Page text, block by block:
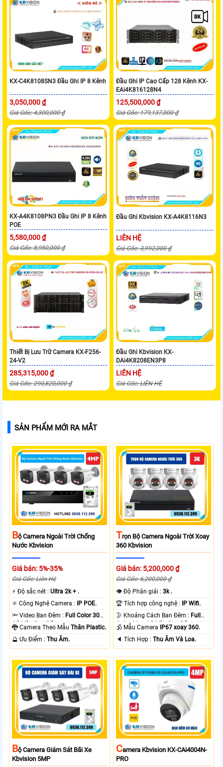
KX-C4K8108SN3 Đầu Ghi IP 8 Kênh
3,050,000 ₫
Giá Gốc: 4,300,000 ₫
Đầu Ghi IP Cao Cấp 128 Kênh KX-
EAi4K816128N4
125,500,000 ₫
Giá Gốc: 179,137,000 ₫
KX-A4K8108PN3 Đầu Ghi IP 8 Kênh
POE
5,580,000 ₫
Giá Gốc: 8,950,000 ₫
Đầu Ghi Kbvision KX-A4K8116N3
LIÊN HỆ
Giá Gốc: 3,992,000 ₫
Thiết Bị Lưu Trữ Camera KX-F256-
24-V2
285,315,000 ₫
Giá Gốc: 290,820,000 ₫
Đầu Ghi Kbvision KX-
DAi4K8208EN3P8
LIÊN HỆ
Giá Gốc: LIÊN HỆ
SẢN PHẨM MỚI RA MẮT
BỘ Camera Ngoài Trời Chống
Nước Kbvision
Giá bán: 5%-35%
Giá Gốc: Liên Hệ
️⚡ Độ sắc nét :Ultra 2k + .
⚛️ Công Nghệ Camera : IP POE.
🔦 Video Ban Đêm : Full Color 30m
Có Màu Ban Ðêm.
🐉️ Camera Theo MẫuThân Plastic.
️🔮 Ưu Điểm :Thu Âm.
TRọn Bộ Camera Ngoài Trời Xoay
360 Kbvision
Giá bán: 5,200,000 ₫
Giá Gốc: 6,200,000 ₫
👁 Độ Phân giải :3k .
🏆 Tích hợp công nghệ : IP Wifi.
🌛 Khoảng Cách Ban Đêm : Full
Color 30m Có Màu Ban Ðêm.
🕉️ Mẫu Camera IP67 xoay 360.
️🔈 Tích Hợp :Thu Âm Và Loa.
BỘ Camera Giám Sát Bãi Xe
Kbvision 5MP
CAmera Kbvision KX-CAi4004N-
PRO